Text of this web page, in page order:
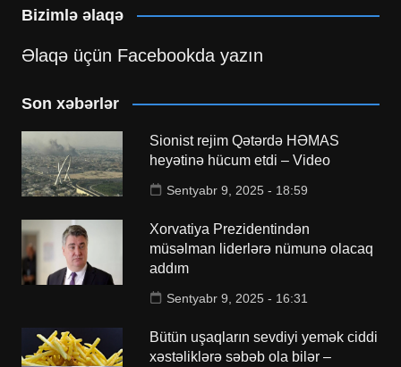
Bizimlə əlaqə
Əlaqə üçün Facebookda yazın
Son xəbərlər
Sionist rejim Qətərdə HƏMAS
heyətinə hücum etdi – Video
Sentyabr 9, 2025 - 18:59
Xorvatiya Prezidentindən
müsəlman liderlərə nümunə olacaq
addım
Sentyabr 9, 2025 - 16:31
Bütün uşaqların sevdiyi yemək ciddi
xəstəliklərə səbəb ola bilər –